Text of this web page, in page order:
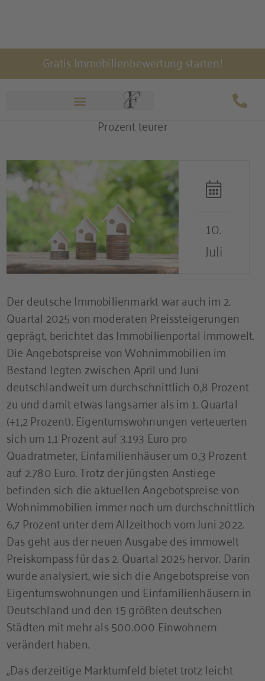
Inhalt
Gratis Immobilienbewertung starten!
Moderater Preisanstieg: Wohnimmobilien 0,8
Prozent teurer
10.
Juli
Der deutsche Immobilienmarkt war auch im 2.
Quartal 2025 von moderaten Preissteigerungen
geprägt, berichtet das Immobilienportal immowelt.
Die Angebotspreise von Wohnimmobilien im
Bestand legten zwischen April und Juni
deutschlandweit um durchschnittlich 0,8 Prozent
zu und damit etwas langsamer als im 1. Quartal
(+1,2 Prozent). Eigentumswohnungen verteuerten
sich um 1,1 Prozent auf 3.193 Euro pro
Quadratmeter, Einfamilienhäuser um 0,3 Prozent
auf 2.780 Euro. Trotz der jüngsten Anstiege
befinden sich die aktuellen Angebotspreise von
Wohnimmobilien immer noch um durchschnittlich
6,7 Prozent unter dem Allzeithoch vom Juni 2022.
Das geht aus der neuen Ausgabe des immowelt
Preiskompass für das 2. Quartal 2025 hervor. Darin
wurde analysiert, wie sich die Angebotspreise von
Eigentumswohnungen und Einfamilienhäusern in
Deutschland und den 15 größten deutschen
Städten mit mehr als 500.000 Einwohnern
verändert haben.
„Das derzeitige Marktumfeld bietet trotz leicht